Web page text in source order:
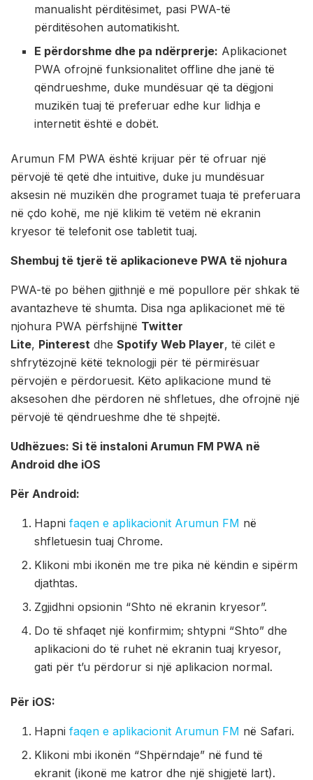
manualisht përditësimet, pasi PWA-të
përditësohen automatikisht.
E përdorshme dhe pa ndërprerje: Aplikacionet
PWA ofrojnë funksionalitet offline dhe janë të
qëndrueshme, duke mundësuar që ta dëgjoni
muzikën tuaj të preferuar edhe kur lidhja e
internetit është e dobët.
Arumun FM PWA është krijuar për të ofruar një
përvojë të qetë dhe intuitive, duke ju mundësuar
aksesin në muzikën dhe programet tuaja të preferuara
në çdo kohë, me një klikim të vetëm në ekranin
kryesor të telefonit ose tabletit tuaj.
Shembuj të tjerë të aplikacioneve PWA të njohura
PWA-të po bëhen gjithnjë e më popullore për shkak të
avantazheve të shumta. Disa nga aplikacionet më të
njohura PWA përfshijnë Twitter
Lite, Pinterest dhe Spotify Web Player, të cilët e
shfrytëzojnë këtë teknologji për të përmirësuar
përvojën e përdoruesit. Këto aplikacione mund të
aksesohen dhe përdoren në shfletues, dhe ofrojnë një
përvojë të qëndrueshme dhe të shpejtë.
Udhëzues: Si të instaloni Arumun FM PWA në
Android dhe iOS
Për Android:
Hapnifaqen e aplikacionit Arumun FM në
shfletuesin tuaj Chrome.
Klikoni mbi ikonën me tre pika në këndin e sipërm
djathtas.
Zgjidhni opsionin “Shto në ekranin kryesor”.
Do të shfaqet një konfirmim; shtypni “Shto” dhe
aplikacioni do të ruhet në ekranin tuaj kryesor,
gati për t’u përdorur si një aplikacion normal.
Për iOS:
Hapnifaqen e aplikacionit Arumun FM në Safari.
Klikoni mbi ikonën “Shpërndaje” në fund të
ekranit (ikonë me katror dhe një shigjetë lart).